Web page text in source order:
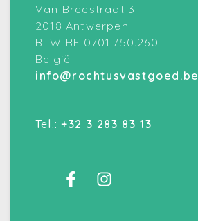
Van Breestraat 3
2018 Antwerpen
BTW BE 0701.750.260
België
info@rochtusvastgoed.be
Tel.: +32 3 283 83 13